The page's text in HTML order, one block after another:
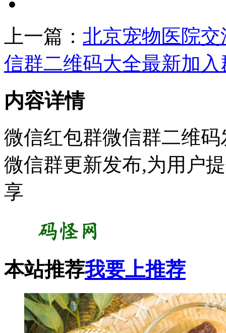
上一篇： 北京宠物医院交
信群二维码大全最新加入
内容详情
微信红包群微信群二维
微信群更新发布,为用户
享
本站推荐我要上推荐